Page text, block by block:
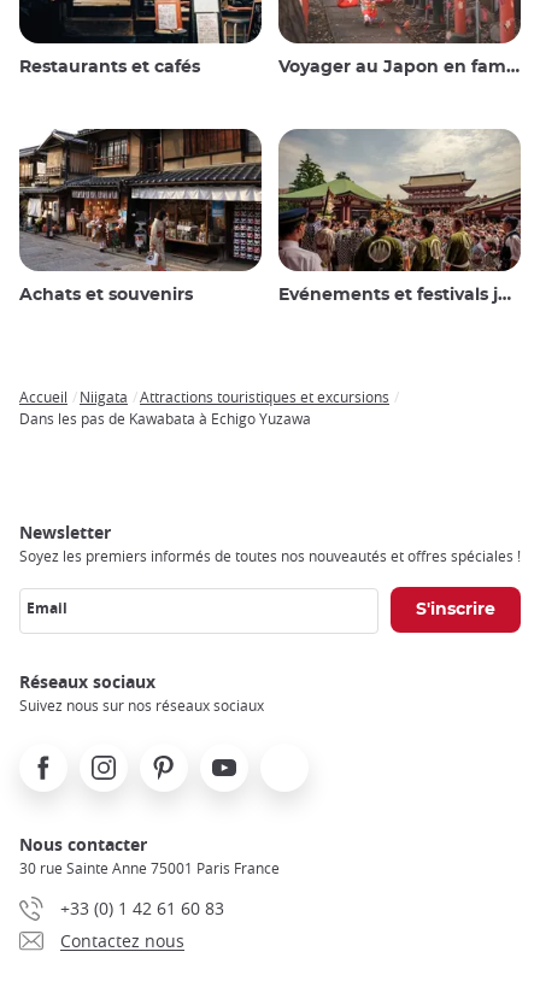
Restaurants et cafés Voyager au Japon en famille
Achats et souvenirs Evénements et festivals japonais
Breadcrumb
Accueil Niigata
Attractions touristiques et excursions
Dans les pas de Kawabata à Echigo Yuzawa
Newsletter
Soyez les premiers informés de toutes nos nouveautés et offres spéciales !
Email
Réseaux sociaux
Suivez nous sur nos réseaux sociaux
FacebookInstagramPinterest Youtube
Nous contacter
30 rue Sainte Anne 75001 Paris France
+33 (0) 1 42 61 60 83
Contactez nous